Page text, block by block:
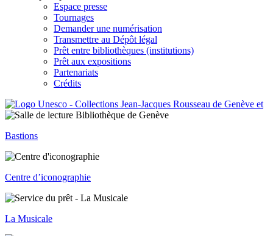
Espace presse
Tournages
Demander une numérisation
Transmettre au Dépôt légal
Prêt entre bibliothèques (institutions)
Prêt aux expositions
Partenariats
Crédits
Bastions
Centre d’iconographie
La Musicale